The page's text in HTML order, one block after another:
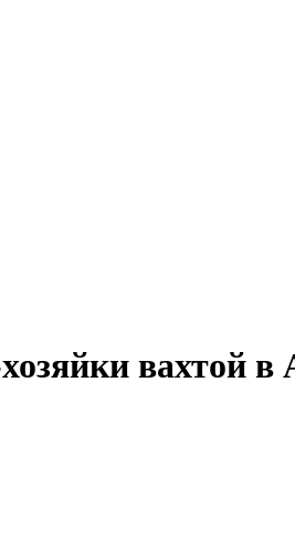
вахтой